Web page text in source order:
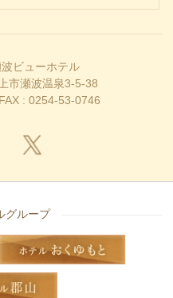
ビューホテル
市瀬波温泉3-5-38
: 0254-53-0746
グループ